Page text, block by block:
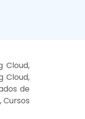
Cloud,
Cloud,
de